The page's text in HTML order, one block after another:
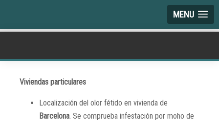
MENU
Viviendas particulares
Localización del olor fétido en vivienda de
Barcelona. Se comprueba infestación por moho de